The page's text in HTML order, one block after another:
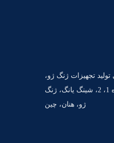
صنعتی تولید تجهیزات ژنگ ژو،
جاده علم و فناوری شماره 1، 2، شینگ یانگ، ژنگ
ژو، هنان، چین